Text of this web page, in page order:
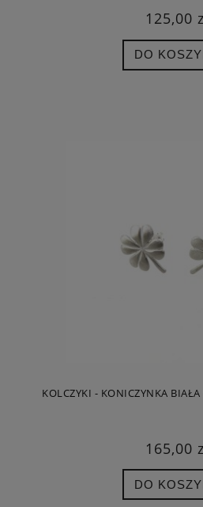
125,00
DO
KOLCZYKI - KONICZYNKA BIAŁA
165,00
DO